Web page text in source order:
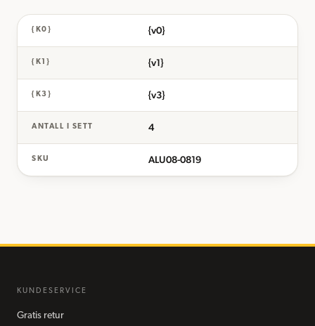
{K0} {v0}
{K1} {v1}
{K3} {v3}
ANTALL I SETT 4
SKU ALU08-0819
KUNDESERVICE
Gratis retur